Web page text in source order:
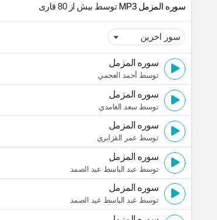
سوره المزمل MP3 توسط بیش از 80 قاری
سوره المزمل
توسط أحمد العجمي
سوره المزمل
توسط سعد الغامدي
سوره المزمل
توسط عمر القزابري
سوره المزمل
توسط عبد الباسط عبد الصمد
سوره المزمل
توسط عبد الباسط عبد الصمد